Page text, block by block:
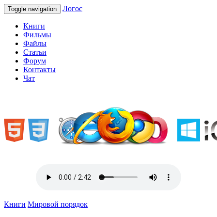
Toggle navigation Логос
Книги
Фильмы
Файлы
Статьи
Форум
Контакты
Чат
Книги Мировой порядок